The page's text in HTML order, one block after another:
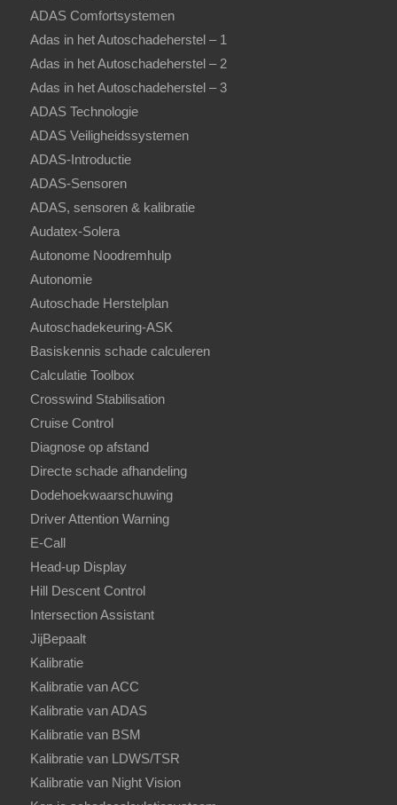
ADAS Comfortsystemen
Adas in het Autoschadeherstel – 1
Adas in het Autoschadeherstel – 2
Adas in het Autoschadeherstel – 3
ADAS Technologie
ADAS Veiligheidssystemen
ADAS-Introductie
ADAS-Sensoren
ADAS, sensoren & kalibratie
Audatex-Solera
Autonome Noodremhulp
Autonomie
Autoschade Herstelplan
Autoschadekeuring-ASK
Basiskennis schade calculeren
Calculatie Toolbox
Crosswind Stabilisation
Cruise Control
Diagnose op afstand
Directe schade afhandeling
Dodehoekwaarschuwing
Driver Attention Warning
E-Call
Head-up Display
Hill Descent Control
Intersection Assistant
JijBepaalt
Kalibratie
Kalibratie van ACC
Kalibratie van ADAS
Kalibratie van BSM
Kalibratie van LDWS/TSR
Kalibratie van Night Vision